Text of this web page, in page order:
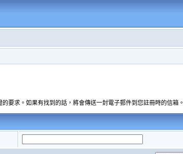
要求。如果有找到的話，將會傳送一封電子郵件到您註冊時的信箱。